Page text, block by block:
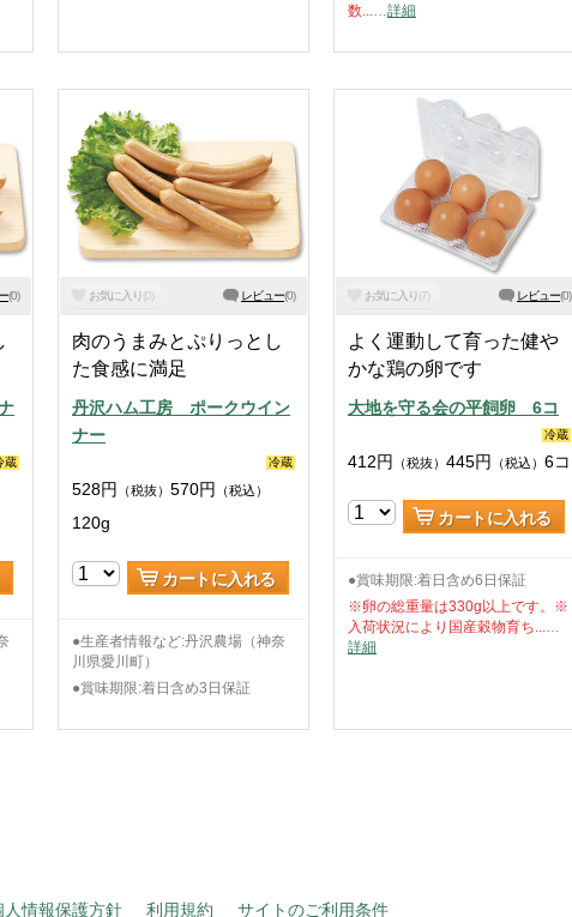
数...
詳細
(0)
蔵
お気に入り(0) レビュー(0)
肉のうまみとぷりっとし
た食感に満足
丹沢ハム工房 ポークウイン
ナー
冷蔵
528円 （税抜） 570円 （税込）
120g
カートに入れる
●生産者情報など:丹沢農場（神奈
川県愛川町）
●賞味期限:着日含め3日保証
お気に入り(7) レビュー(0)
よく運動して育った健や
かな鶏の卵です
大地を守る会の平飼卵 6コ
冷蔵
412円 （税抜） 445円 （税込） 6コ
カートに入れる
●賞味期限:着日含め6日保証
※卵の総重量は330g以上です。※
入荷状況により国産穀物育ち...
詳細
人情報保護方針 利用規約 サイトのご利用条件